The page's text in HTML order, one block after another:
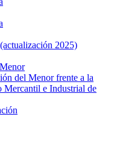
2025)
del Menor frente a la
e Industrial de